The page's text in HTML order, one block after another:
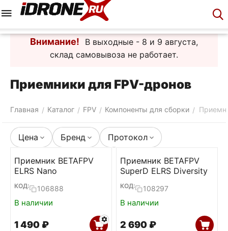
Внимание!
В выходные - 8 и 9 августа,
склад самовывоза не работает.
Приемники для FPV-дронов
Главная / Каталог / FPV / Компоненты для сборки /
Цена Бренд Протокол
Приемник BETAFPV
ELRS Nano
КОД: 106888
В наличии
1 490 ₽
Приемник BETAFPV
SuperD ELRS Diversity
КОД: 108297
В наличии
2 690 ₽
Корзина